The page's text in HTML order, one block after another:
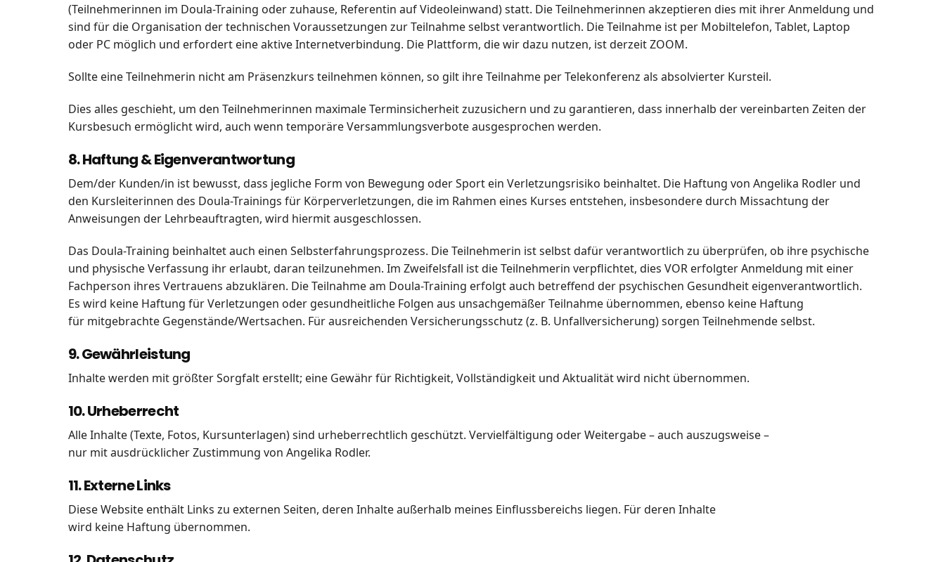
(Teilnehmerinnen im Doula-Training oder zuhause, Referentin auf Videoleinwand) statt. Die Teilnehmerinnen akzeptieren dies mit ihrer Anmeldung und
sind für die Organisation der technischen Voraussetzungen zur Teilnahme selbst verantwortlich. Die Teilnahme ist per Mobiltelefon, Tablet, Laptop
oder PC möglich und erfordert eine aktive Internetverbindung. Die Plattform, die wir dazu nutzen, ist derzeit ZOOM.
Sollte eine Teilnehmerin nicht am Präsenzkurs teilnehmen können, so gilt ihre Teilnahme per Telekonferenz als absolvierter Kursteil.
Dies alles geschieht, um den Teilnehmerinnen maximale Terminsicherheit zuzusichern und zu garantieren, dass innerhalb der vereinbarten Zeiten der
Kursbesuch ermöglicht wird, auch wenn temporäre Versammlungsverbote ausgesprochen werden.
8. Haftung & Eigenverantwortung
Dem/der Kunden/in ist bewusst, dass jegliche Form von Bewegung oder Sport ein Verletzungsrisiko beinhaltet. Die Haftung von Angelika Rodler und
den Kursleiterinnen des Doula-Trainings für Körperverletzungen, die im Rahmen eines Kurses entstehen, insbesondere durch Missachtung der
Anweisungen der Lehrbeauftragten, wird hiermit ausgeschlossen.
Das Doula-Training beinhaltet auch einen Selbsterfahrungsprozess. Die Teilnehmerin ist selbst dafür verantwortlich zu überprüfen, ob ihre psychische
und physische Verfassung ihr erlaubt, daran teilzunehmen. Im Zweifelsfall ist die Teilnehmerin verpflichtet, dies VOR erfolgter Anmeldung mit einer
Fachperson ihres Vertrauens abzuklären. Die Teilnahme am Doula-Training erfolgt auch betreffend der psychischen Gesundheit eigenverantwortlich.
Es wird keine Haftung für Verletzungen oder gesundheitliche Folgen aus unsachgemäßer Teilnahme übernommen, ebenso keine Haftung
für mitgebrachte Gegenstände/Wertsachen. Für ausreichenden Versicherungsschutz (z. B. Unfallversicherung) sorgen Teilnehmende selbst.
9. Gewährleistung
Inhalte werden mit größter Sorgfalt erstellt; eine Gewähr für Richtigkeit, Vollständigkeit und Aktualität wird nicht übernommen.
10. Urheberrecht
Alle Inhalte (Texte, Fotos, Kursunterlagen) sind urheberrechtlich geschützt. Vervielfältigung oder Weitergabe – auch auszugsweise –
nur mit ausdrücklicher Zustimmung von Angelika Rodler.
11. Externe Links
Diese Website enthält Links zu externen Seiten, deren Inhalte außerhalb meines Einflussbereichs liegen. Für deren Inhalte
wird keine Haftung übernommen.